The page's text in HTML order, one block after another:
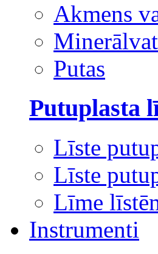
Akmens
Putas
Putuplasta
Līste
Līste
Līme
Instrumenti